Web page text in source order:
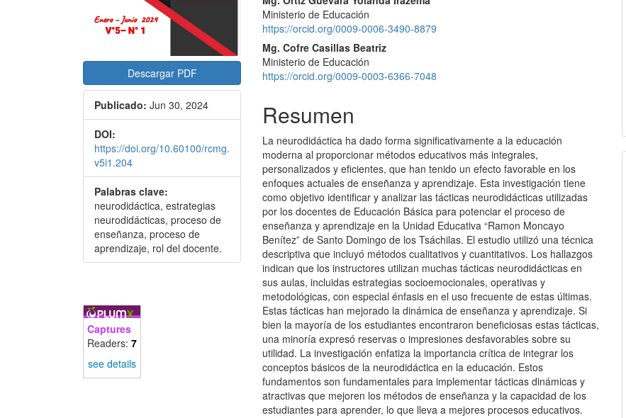
Descargar PDF
Publicado: Jun 30, 2024
DOI:
https://doi.org/10.60100/rcmg.
v5i1.204
Palabras clave:
neurodidáctica, estrategias
neurodidácticas, proceso de
enseñanza, proceso de
aprendizaje, rol del docente.
Captures
Readers: 7
see details
Ministerio de Educación
https://orcid.org/0009-0006-3490-8879
Mg. Cofre Casillas Beatriz
Ministerio de Educación
https://orcid.org/0009-0003-6366-7048
Resumen
La neurodidáctica ha dado forma significativamente a la educación
moderna al proporcionar métodos educativos más integrales,
personalizados y eficientes, que han tenido un efecto favorable en los
enfoques actuales de enseñanza y aprendizaje. Esta investigación tiene
como objetivo identificar y analizar las tácticas neurodidácticas utilizadas
por los docentes de Educación Básica para potenciar el proceso de
enseñanza y aprendizaje en la Unidad Educativa “Ramon Moncayo
Benítez” de Santo Domingo de los Tsáchilas. El estudio utilizó una técnica
descriptiva que incluyó métodos cualitativos y cuantitativos. Los hallazgos
indican que los instructores utilizan muchas tácticas neurodidácticas en
sus aulas, incluidas estrategias socioemocionales, operativas y
metodológicas, con especial énfasis en el uso frecuente de estas últimas.
Estas tácticas han mejorado la dinámica de enseñanza y aprendizaje. Si
bien la mayoría de los estudiantes encontraron beneficiosas estas tácticas,
una minoría expresó reservas o impresiones desfavorables sobre su
utilidad. La investigación enfatiza la importancia crítica de integrar los
conceptos básicos de la neurodidáctica en la educación. Estos
fundamentos son fundamentales para implementar tácticas dinámicas y
atractivas que mejoren los métodos de enseñanza y la capacidad de los
estudiantes para aprender, lo que lleva a mejores procesos educativos.